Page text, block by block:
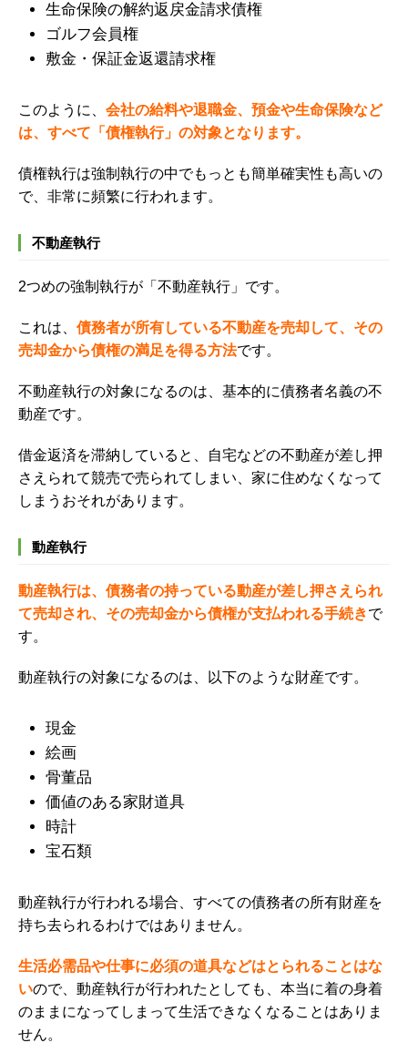
生命保険の解約返戻金請求債権
ゴルフ会員権
敷金・保証金返還請求権
このように、 会社の給料や退職金、預金や生命保険など
は、すべて「債権執行」の対象となります。
債権執行は強制執行の中でもっとも簡単確実性も高いの
で、非常に頻繁に行われます。
不動産執行
2つめの強制執行が「不動産執行」です。
これは、 債務者が所有している不動産を売却して、その
売却金から債権の満足を得る方法です。
不動産執行の対象になるのは、基本的に債務者名義の不
動産です。
借金返済を滞納していると、自宅などの不動産が差し押
さえられて競売で売られてしまい、家に住めなくなって
しまうおそれがあります。
動産執行
動産執行は、債務者の持っている動産が差し押さえられ
て売却され、その売却金から債権が支払われる手続きで
す。
動産執行の対象になるのは、以下のような財産です。
現金
絵画
骨董品
価値のある家財道具
時計
宝石類
動産執行が行われる場合、すべての債務者の所有財産を
持ち去られるわけではありません。
生活必需品や仕事に必須の道具などはとられることはな
いので、動産執行が行われたとしても、本当に着の身着
のままになってしまって生活できなくなることはありま
せん。